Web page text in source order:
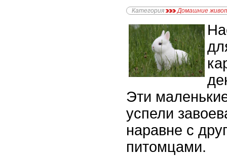
Категория Домашние
Эти
успели
наравне с
питомцами.